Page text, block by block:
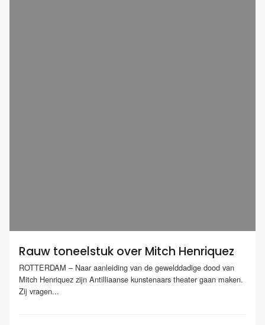
Rauw toneelstuk over Mitch Henriquez
ROTTERDAM – Naar aanleiding van de gewelddadige dood van
Mitch Henriquez zijn Antilliaanse kunstenaars theater gaan maken.
Zij vragen...